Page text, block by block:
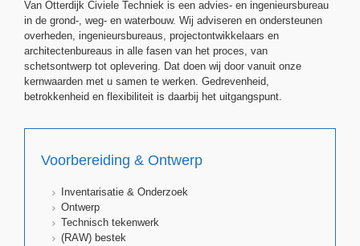
Van Otterdijk Civiele Techniek is een advies- en ingenieursbureau
in de grond-, weg- en waterbouw. Wij adviseren en ondersteunen
overheden, ingenieursbureaus, projectontwikkelaars en
architectenbureaus in alle fasen van het proces, van
schetsontwerp tot oplevering. Dat doen wij door vanuit onze
kernwaarden met u samen te werken. Gedrevenheid,
betrokkenheid en flexibiliteit is daarbij het uitgangspunt.
Voorbereiding & Ontwerp
Inventarisatie & Onderzoek
Ontwerp
Technisch tekenwerk
(RAW) bestek